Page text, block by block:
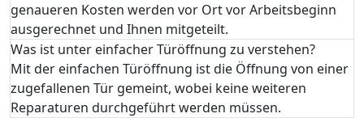
genaueren Kosten werden vor Ort vor Arbeitsbeginn
ausgerechnet und Ihnen mitgeteilt.
Was ist unter einfacher Türöffnung zu verstehen?
Mit der einfachen Türöffnung ist die Öffnung von einer
zugefallenen Tür gemeint, wobei keine weiteren
Reparaturen durchgeführt werden müssen.